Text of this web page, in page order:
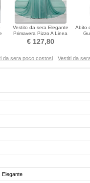
Vestito da sera Elegante
Primavera Pizzo A Linea
Bateau Spazzola Treno
€ 127,80
Abito
da sera poco costosi Vestiti da
Elegante